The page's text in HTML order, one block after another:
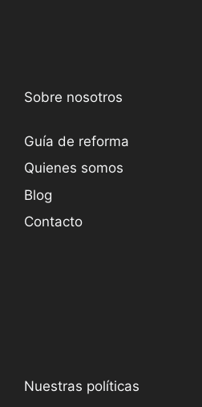
Sobre nosotros
Guía de reforma
Quienes somos
Blog
Contacto
Nuestras políticas